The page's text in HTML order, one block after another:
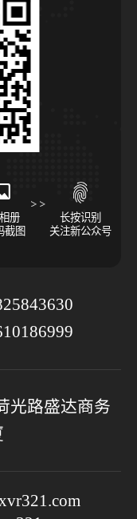
册
截图
长按识别
关注新公众号
光路盛达商务